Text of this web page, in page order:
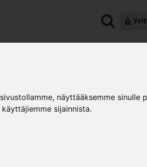
näyttääksemme sinulle
sijainnista.